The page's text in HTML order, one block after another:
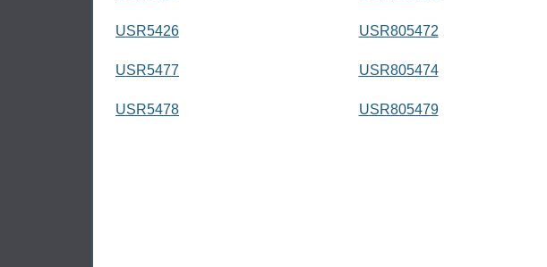
USR5426
USR5477
USR5478
USR805472
USR805474
USR805479